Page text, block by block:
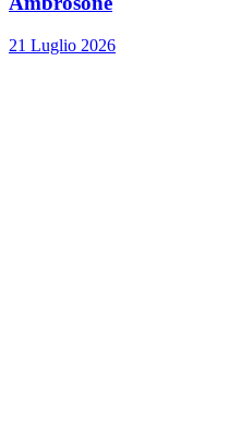
21 Luglio 2026